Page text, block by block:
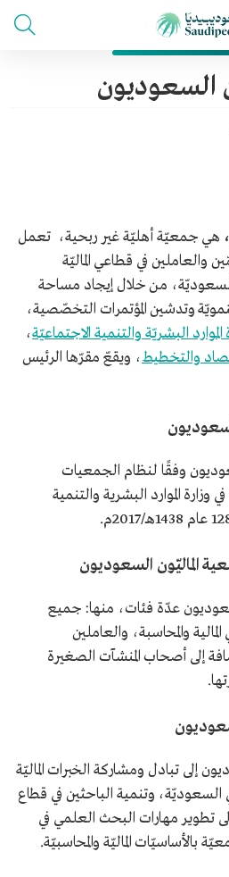
السعوديون
هي جمعيّة أهليّة غير ربحية، تعمل
والعاملين في قطاعي الماليّة
السعوديّة، من خلال إيجاد مساحة
وتدشين المؤتمرات التخصّصية،
الموارد البشريّة والتنمية الاجتماعيّة،
والتخطيط، ويقعّ مقرّها الرئيس
وفقًا لنظام الجمعيات
الموارد البشرية والتنمية
الماليّون السعوديون
عدّة فئات، منها: جميع
والمحاسبة، والعاملين
إلى أصحاب المنشآت الصغيرة
إلى تبادل ومشاركة الخبرات الماليّة
وتنمية الباحثين في قطاع
إلى تطوير مهارات البحث العلمي في
بالأساسيّات الماليّة والمحاسبيّة.